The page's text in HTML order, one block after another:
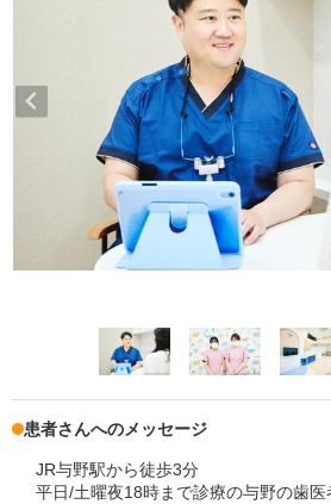
患者さんへのメッセージ
JR与野駅から徒歩3分
平日/土曜夜18時まで診療の与野の歯医